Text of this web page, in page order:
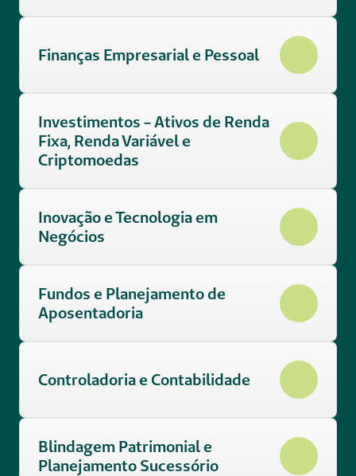
Finanças Empresarial e Pessoal
Investimentos - Ativos de Renda
Fixa, Renda Variável e
Criptomoedas
Inovação e Tecnologia em
Negócios
Fundos e Planejamento de
Aposentadoria
Controladoria e Contabilidade
Blindagem Patrimonial e
Planejamento Sucessório